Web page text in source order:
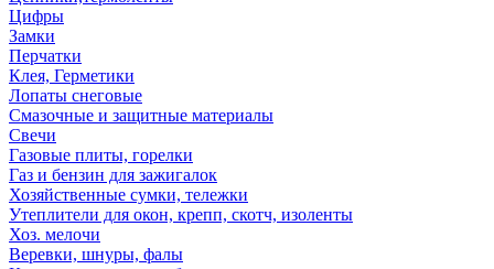
Цифры
Замки
Перчатки
Клея, Герметики
Лопаты снеговые
Смазочные и защитные материалы
Свечи
Газовые плиты, горелки
Газ и бензин для зажигалок
Хозяйственные сумки, тележки
Утеплители для окон, крепп, скотч, изоленты
Хоз. мелочи
Веревки, шнуры, фалы